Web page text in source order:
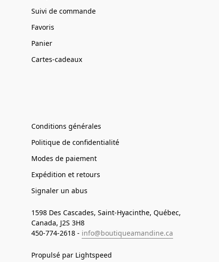
Suivi de commande
Favoris
Panier
Cartes-cadeaux
Conditions générales
Politique de confidentialité
Modes de paiement
Expédition et retours
Signaler un abus
1598 Des Cascades, Saint-Hyacinthe, Québec,
Canada, J2S 3H8
450-774-2618 - info@boutiqueamandine.ca
Propulsé par Lightspeed